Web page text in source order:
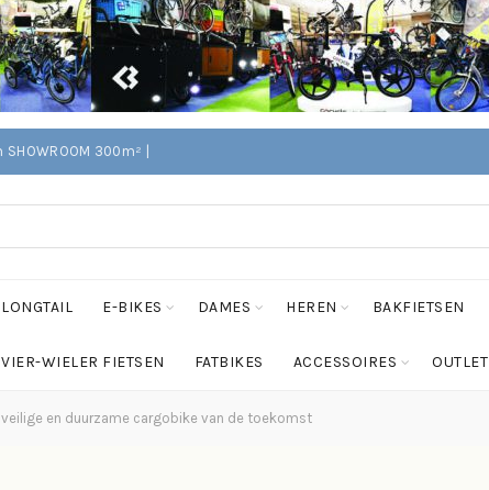
300m² |
E-BIKES DAMES HEREN BAKFIETSEN
VIER-WIELER FIETSEN FATBIKES ACCESSOIRES OUTLET
veilige en duurzame cargobike van de toekomst